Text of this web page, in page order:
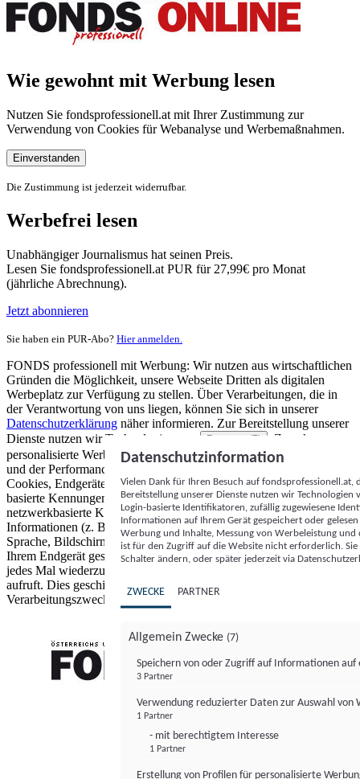
Wie gewohnt mit Werbung lesen
Nutzen Sie fondsprofessionell.at mit Ihrer Zustimmung zur
Verwendung von Cookies für Webanalyse und Werbemaßnahmen.
Einverstanden
Die Zustimmung ist jederzeit widerrufbar.
Werbefrei lesen
Unabhängiger Journalismus hat seinen Preis.
Lesen Sie fondsprofessionell.at PUR für 27,99€ pro Monat
(jährliche Abrechnung).
Jetzt abonnieren
Sie haben ein PUR-Abo? Hier anmelden.
FONDS professionell mit Werbung: Wir nutzen aus wirtschaftlichen
Gründen die Möglichkeit, unsere Webseite Dritten als digitalen
Werbeplatz zur Verfügung zu stellen. Über Verarbeitungen, die in
der Verantwortung von uns liegen, können Sie sich in unserer
Datenschutzerklärung näher informieren. Zur Bereitstellung unserer
Dienste nutzen wir Technologien von
Partnern (5)
. Zwecke:
personalisierte Werbung und Inhalte, Messung von Werbeleistung
und der Performance von Inhalten sowie Zielgruppenforschung.
Cookies, Endgeräte- oder ähnliche Online-Kennungen (z. B. login-
basierte Kennungen, zufällig generierte Kennungen,
netzwerkbasierte Kennungen) können zusammen mit anderen
Informationen (z. B. Browsertyp und Browserinformationen,
Sprache, Bildschirmgröße, unterstützte Technologien usw.) auf
Ihrem Endgerät gespeichert oder von dort ausgelesen werden, um es
jedes Mal wiederzuerkennen, wenn es eine App oder einer Webseite
aufruft. Dies geschieht für einen oder mehrere der hier aufgeführten
Verarbeitungszwecke.
Datenschutzinformation
Vielen Dank für Ihren Besuch auf
Bereitstellung unserer Dienste nutzen wir Technologien
Login-basierte Identifikatoren, zufällig zugewiesene
Informationen auf Ihrem Gerät gespeichert oder
Werbung und Inhalte, Messung von Werbeleistung
ist für den Zugriff auf die Website nicht erforderlich.
Schalter ändern, oder später jederzeit via
ZWECKE PARTNER
Allgemein Zwecke (7)
Speichern von oder Zugriff auf Informationen auf
3 Partner
Verwendung reduzierter Daten zur Auswahl von
1 Partner
- mit berechtigtem Interesse
1 Partner
Erstellung von Profilen für personalisierte
FONDS professionell